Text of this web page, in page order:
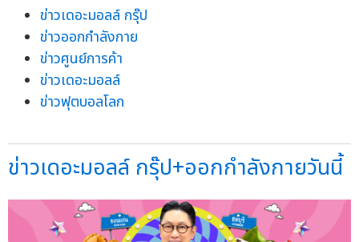
ข่าวเดอะมอลล์ กรุ๊ป
ข่าวออกกำลังกาย
ข่าวศูนย์การค้า
ข่าวเดอะมอลล์
ข่าวฟุตบอลโลก
ข่าวเดอะมอลล์ กรุ๊ป+ออกกำลังกายวันนี้